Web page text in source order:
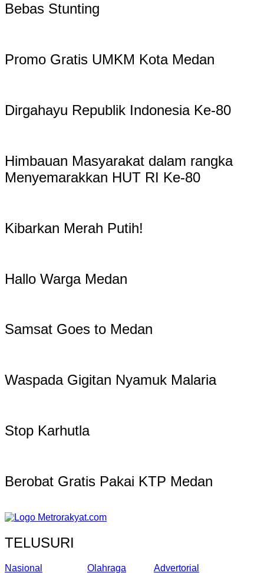
Bebas Stunting
Promo Gratis UMKM Kota Medan
Dirgahayu Republik Indonesia Ke-80
Himbauan Masyarakat dalam rangka
Menyemarakkan HUT RI Ke-80
Kibarkan Merah Putih!
Hallo Warga Medan
Samsat Goes to Medan
Waspada Gigitan Nyamuk Malaria
Stop Karhutla
Berobat Gratis Pakai KTP Medan
TELUSURI
Nasional Olahraga Advertorial